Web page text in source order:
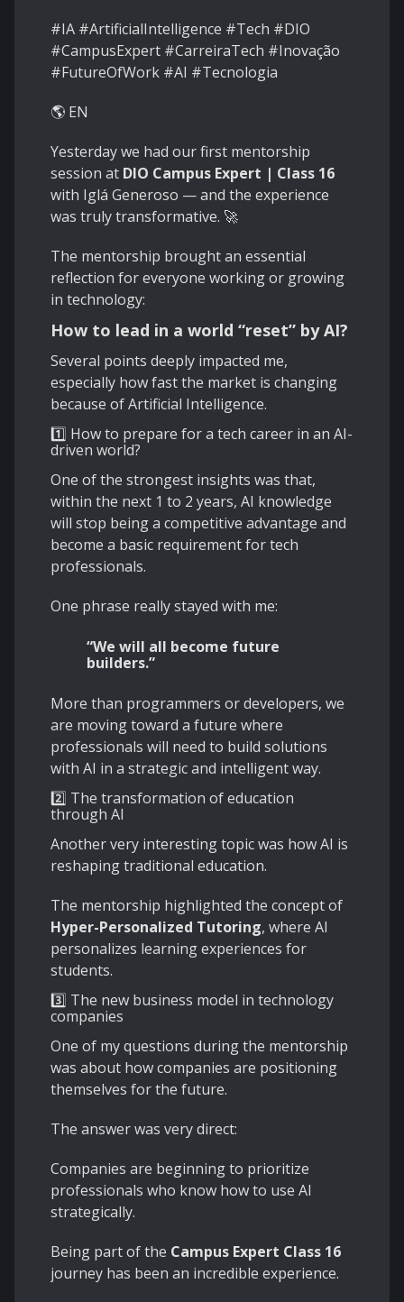
#IA #ArtificialIntelligence #Tech #DIO
#CampusExpert #CarreiraTech #Inovação
#FutureOfWork #AI #Tecnologia
🌎 EN
Yesterday we had our first mentorship
session at DIO Campus Expert | Class 16
with Iglá Generoso — and the experience
was truly transformative. 🚀
The mentorship brought an essential
reflection for everyone working or growing
in technology:
How to lead in a world “reset” by AI?
Several points deeply impacted me,
especially how fast the market is changing
because of Artificial Intelligence.
1️⃣ How to prepare for a tech career in an AI-
driven world?
One of the strongest insights was that,
within the next 1 to 2 years, AI knowledge
will stop being a competitive advantage and
become a basic requirement for tech
professionals.
One phrase really stayed with me:
“We will all become future
builders.”
More than programmers or developers, we
are moving toward a future where
professionals will need to build solutions
with AI in a strategic and intelligent way.
2️⃣ The transformation of education
through AI
Another very interesting topic was how AI is
reshaping traditional education.
The mentorship highlighted the concept of
Hyper-Personalized Tutoring, where AI
personalizes learning experiences for
students.
3️⃣ The new business model in technology
companies
One of my questions during the mentorship
was about how companies are positioning
themselves for the future.
The answer was very direct:
Companies are beginning to prioritize
professionals who know how to use AI
strategically.
Being part of the Campus Expert Class 16
journey has been an incredible experience.